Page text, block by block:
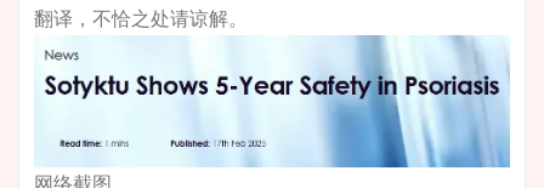
翻译，不恰之处请谅解。